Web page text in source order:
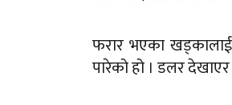
फरार भएका खड्कालाई
पारेको हो । डलर